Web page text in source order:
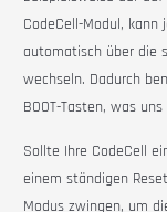
CodeCell-Modul, kann
automatisch über die
wechseln. Dadurch
BOOT-Tasten, was
Sollte Ihre CodeCell
einem ständigen
Modus zwingen, um